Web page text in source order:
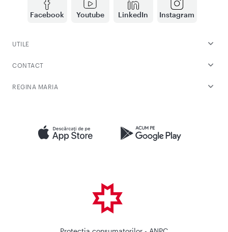
Facebook Youtube LinkedIn Instagram
UTILE
CONTACT
REGINA MARIA